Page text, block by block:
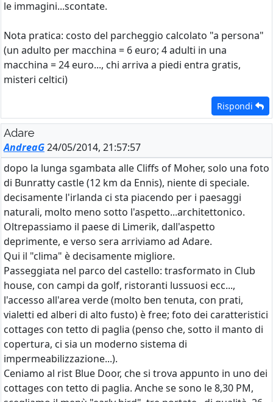
le immagini...scontate.
Nota pratica: costo del parcheggio calcolato "a persona"
(un adulto per macchina = 6 euro; 4 adulti in una
macchina = 24 euro..., chi arriva a piedi entra gratis,
misteri celtici)
Rispondi
Adare
AndreaG24/05/2014, 21:57:57
dopo la lunga sgambata alle Cliffs of Moher, solo una foto
di Bunratty castle (12 km da Ennis), niente di speciale.
decisamente l'irlanda ci sta piacendo per i paesaggi
naturali, molto meno sotto l'aspetto...architettonico.
Oltrepassiamo il paese di Limerik, dall'aspetto
deprimente, e verso sera arriviamo ad Adare.
Qui il "clima" è decisamente migliore.
Passeggiata nel parco del castello: trasformato in Club
house, con campi da golf, ristoranti lussuosi ecc...,
l'accesso all'area verde (molto ben tenuta, con prati,
vialetti ed alberi di alto fusto) è free; foto dei caratteristici
cottages con tetto di paglia (penso che, sotto il manto di
copertura, ci sia un moderno sistema di
impermeabilizzazione...).
Ceniamo al rist Blue Door, che si trova appunto in uno dei
cottages con tetto di paglia. Anche se sono le 8,30 PM,